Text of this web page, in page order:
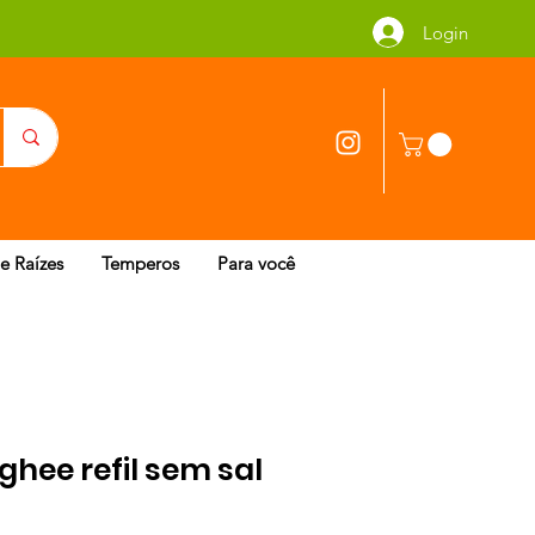
Login
Raízes Temperos Para você
refil sem sal